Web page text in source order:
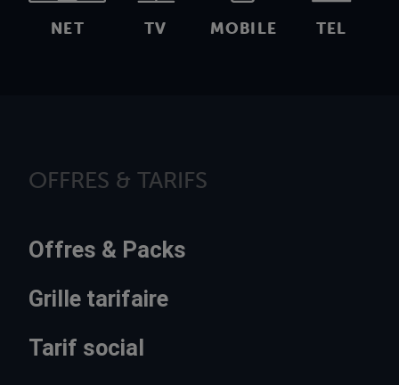
NET TV MOBILE TEL
OFFRES & TARIFS
Offres & Packs
Grille tarifaire
Tarif social